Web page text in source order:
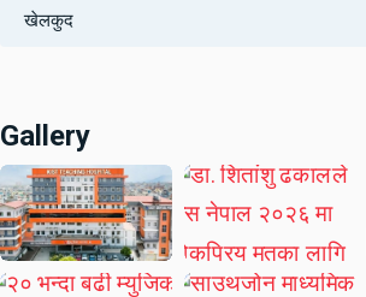
खेलकुद
Gallery